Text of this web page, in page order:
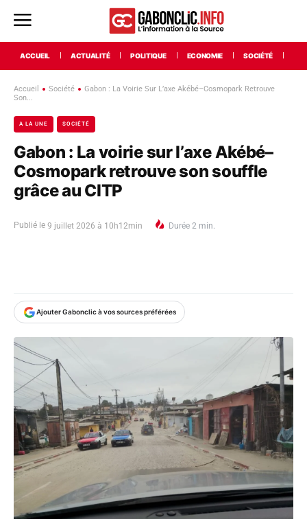
ACCUEIL ACTUALITÉ POLITIQUE ECONOMIE SOCIÉTÉ
Accueil Société
Gabon : La Voirie Sur L’axe Akébé–Cosmopark Retrouve
Son...
A LA UNE SOCIÉTÉ
Gabon : La voirie sur l’axe Akébé–
Cosmopark retrouve son souffle
grâce au CITP
Publié le 9 juillet 2026 à 10h12min Durée 2 min.
Ajouter Gabonclic à vos sources préférées